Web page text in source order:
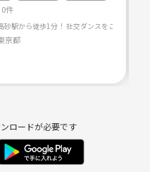
0件
京都
ロードが必要です